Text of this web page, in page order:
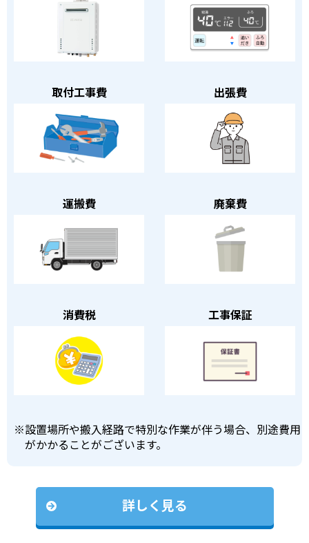
取付工事費 出張費
運搬費 廃棄費
消費税 工事保証
※設置場所や搬入経路で特別な作業が伴う場合、別途費用
がかかることがございます。
詳しく見る